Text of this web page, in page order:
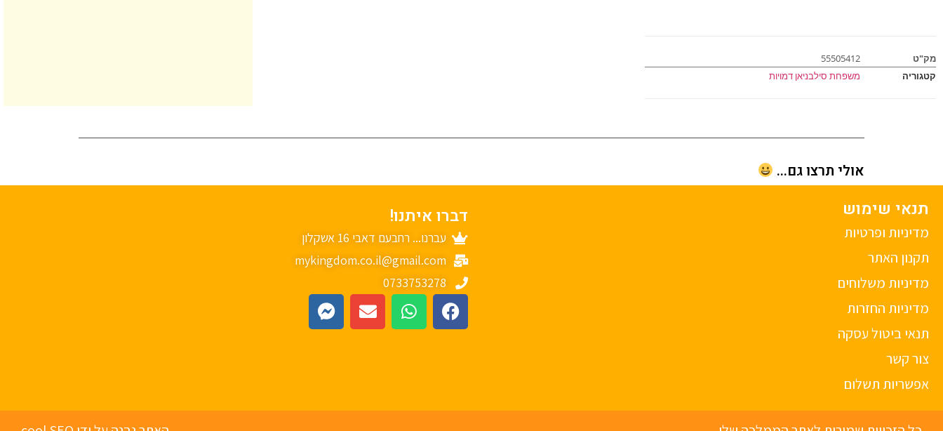
מק"ט
55505412
קטגוריה
משפחת סילבניאן דמויות
אולי תרצו גם...
תנאי שימוש
מדיניות ופרטיות
תקנון האתר
מדיניות משלוחים
מדיניות החזרות
תנאי ביטול עסקה
צור קשר
אפשריות תשלום
דברו איתנו!
עברנו... רחבעם דאבי 16 אשקלון
mykingdom.co.il@gmail.com
0733753278